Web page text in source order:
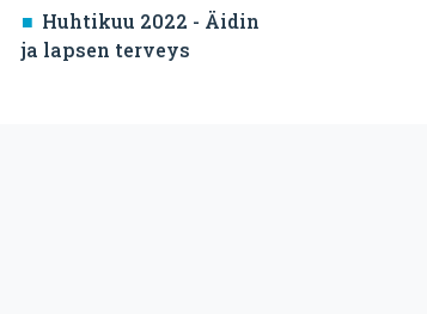
Huhtikuu 2022 - Äidin
ja lapsen terveys